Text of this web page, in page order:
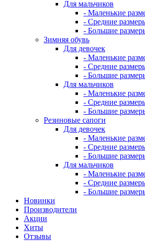
Для мальчиков
- Маленькие
- Средние
- Большие
Зимняя обувь
Для девочек
- Маленькие
- Средние
- Большие
Для мальчиков
- Маленькие
- Средние
- Большие
Резиновые сапоги
Для девочек
- Маленькие
- Средние
- Большие
Для мальчиков
- Маленькие
- Средние
- Большие
Новинки
Производители
Акции
Хиты
Отзывы